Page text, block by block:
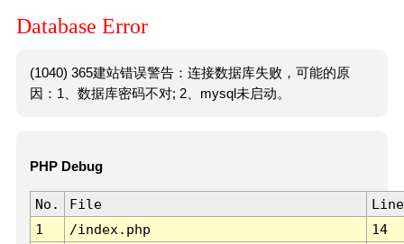
Database Error
(1040) 365建站错误警告：连接数据库失败，可能的原
因：1、数据库密码不对; 2、mysql未启动。
PHP Debug
No. File
Line
1
/index.php 14